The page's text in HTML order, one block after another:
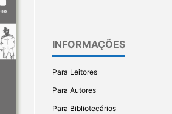
INFORMAÇÕES
Para Leitores
Para Autores
Para Bibliotecários